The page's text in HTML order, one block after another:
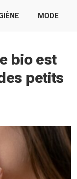
MODE
bio est
petits